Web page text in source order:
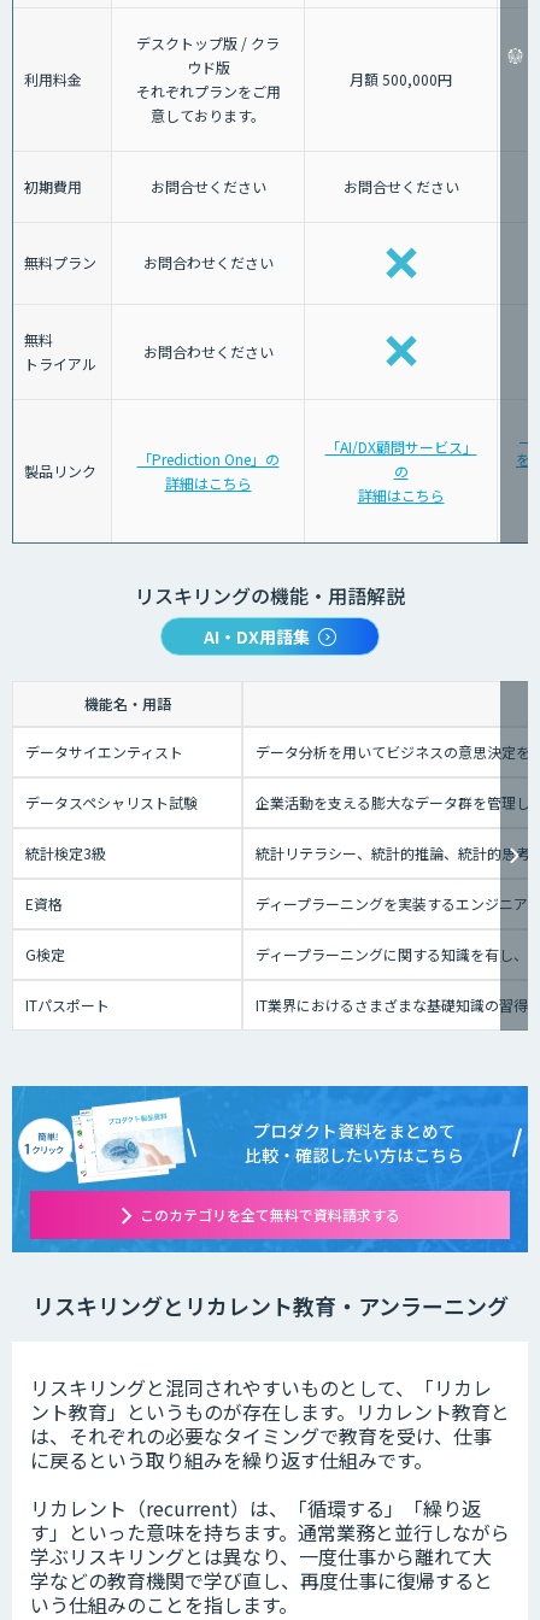
利用料金
デスクトップ版 / クラ
ウド版
それぞれプランをご用
意しております。
月額 500,000円
初期費用 お問合せください お問合せください
無料プラン お問合わせください
無料
トライアル
お問合わせください
製品リンク
「Prediction One」の
詳細はこちら
「AI/DX顧問サービス」
の
詳細はこちら
を
リスキリングの機能・用語解説
AI・DX用語集
機能名・用語
データサイエンティスト データ分析を用いてビジネスの意思決定
データスペシャリスト試験 企業活動を支える膨大なデータ群を管理し
統計検定3級 統計リテラシー、統計的推論、統計的思考
E資格 ディープラーニングを実装するエンジニア
G検定 ディープラーニングに関する知識を有し
ITパスポート IT業界におけるさまざまな基礎知識の習得
プロダクト資料をまとめて
比較・確認したい方はこちら
このカテゴリを全て無料で資料請求する
リスキリングとリカレント教育・アンラーニング
リスキリングと混同されやすいものとして、「リカレ
ント教育」というものが存在します。リカレント教育と
は、それぞれの必要なタイミングで教育を受け、仕事
に戻るという取り組みを繰り返す仕組みです。
リカレント（recurrent）は、「循環する」「繰り返
す」といった意味を持ちます。通常業務と並行しながら
学ぶリスキリングとは異なり、一度仕事から離れて大
学などの教育機関で学び直し、再度仕事に復帰すると
いう仕組みのことを指します。